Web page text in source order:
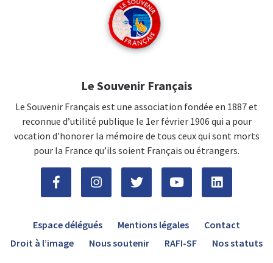
Le Souvenir Français
Le Souvenir Français est une association fondée en 1887 et
reconnue d’utilité publique le 1er février 1906 qui a pour
vocation d'honorer la mémoire de tous ceux qui sont morts
pour la France qu’ils soient Français ou étrangers.
Espace délégués Mentions légales
Contact
Droit à l’image
Nous soutenir RAFI-SF Nos statuts